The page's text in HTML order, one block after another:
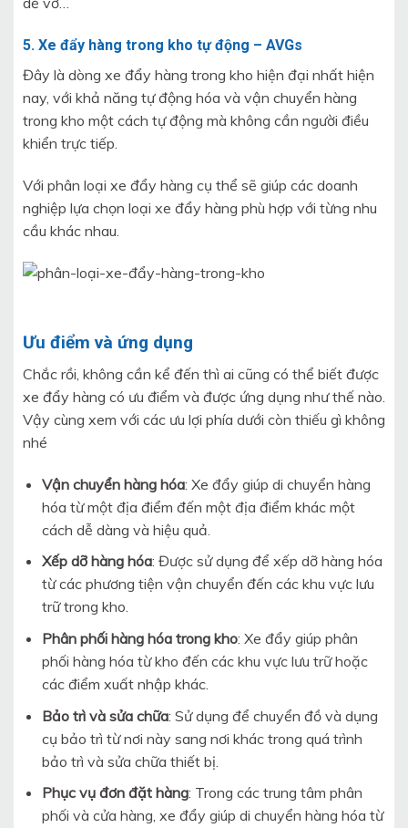
5. Xe đẩy hàng trong kho tự động – AVGs
Đây là dòng xe đẩy hàng trong kho hiện đại nhất hiện
nay, với khả năng tự động hóa và vận chuyển hàng
trong kho một cách tự động mà không cần người điều
khiển trực tiếp.
Với phân loại xe đẩy hàng cụ thể sẽ giúp các doanh
nghiệp lựa chọn loại xe đẩy hàng phù hợp với từng nhu
cầu khác nhau.
Ưu điểm và ứng dụng
Chắc rồi, không cần kể đến thì ai cũng có thể biết được
xe đẩy hàng có ưu điểm và được ứng dụng như thế nào.
Vậy cùng xem với các ưu lợi phía dưới còn thiếu gì không
nhé
Vận chuyển hàng hóa: Xe đẩy giúp di chuyển hàng
hóa từ một địa điểm đến một địa điểm khác một
cách dễ dàng và hiệu quả.
Xếp dỡ hàng hóa: Được sử dụng để xếp dỡ hàng hóa
từ các phương tiện vận chuyển đến các khu vực lưu
trữ trong kho.
Phân phối hàng hóa trong kho: Xe đẩy giúp phân
phối hàng hóa từ kho đến các khu vực lưu trữ hoặc
các điểm xuất nhập khác.
Bảo trì và sửa chữa: Sử dụng để chuyển đồ và dụng
cụ bảo trì từ nơi này sang nơi khác trong quá trình
bảo trì và sửa chữa thiết bị.
Phục vụ đơn đặt hàng: Trong các trung tâm phân
phối và cửa hàng, xe đẩy giúp di chuyển hàng hóa từ